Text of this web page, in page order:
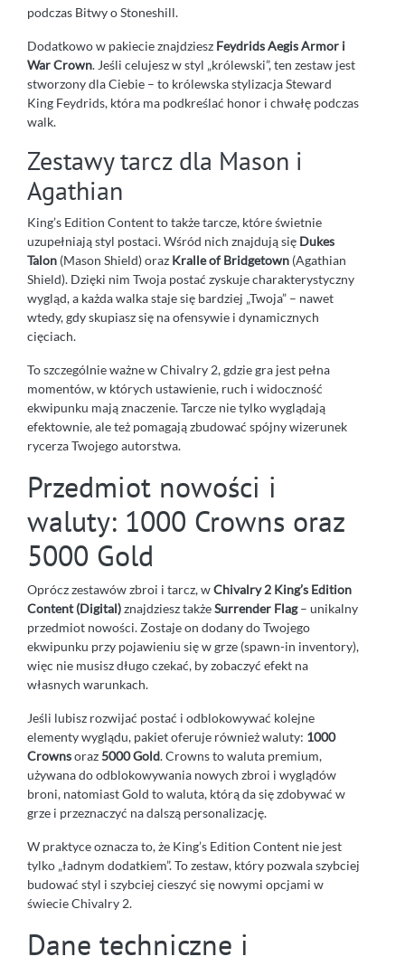
podczas Bitwy o Stoneshill.
Dodatkowo w pakiecie znajdziesz Feydrids Aegis Armor i
War Crown. Jeśli celujesz w styl „królewski”, ten zestaw jest
stworzony dla Ciebie – to królewska stylizacja Steward
King Feydrids, która ma podkreślać honor i chwałę podczas
walk.
Zestawy tarcz dla Mason i
Agathian
King’s Edition Content to także tarcze, które świetnie
uzupełniają styl postaci. Wśród nich znajdują się Dukes
Talon (Mason Shield) oraz Kralle of Bridgetown (Agathian
Shield). Dzięki nim Twoja postać zyskuje charakterystyczny
wygląd, a każda walka staje się bardziej „Twoja” – nawet
wtedy, gdy skupiasz się na ofensywie i dynamicznych
cięciach.
To szczególnie ważne w Chivalry 2, gdzie gra jest pełna
momentów, w których ustawienie, ruch i widoczność
ekwipunku mają znaczenie. Tarcze nie tylko wyglądają
efektownie, ale też pomagają zbudować spójny wizerunek
rycerza Twojego autorstwa.
Przedmiot nowości i
waluty: 1000 Crowns oraz
5000 Gold
Oprócz zestawów zbroi i tarcz, wChivalry 2 King’s Edition
Content (Digital)znajdziesz takżeSurrender Flag– unikalny
przedmiot nowości. Zostaje on dodany do Twojego
ekwipunku przy pojawieniu się w grze (spawn-in inventory),
więc nie musisz długo czekać, by zobaczyć efekt na
własnych warunkach.
Jeśli lubisz rozwijać postać i odblokowywać kolejne
elementy wyglądu, pakiet oferuje również waluty: 1000
Crownsoraz5000 Gold. Crowns to waluta premium,
używana do odblokowywania nowych zbroi i wyglądów
broni, natomiast Gold to waluta, którą da się zdobywać w
grze i przeznaczyć na dalszą personalizację.
W praktyce oznacza to, że King’s Edition Content nie jest
tylko „ładnym dodatkiem”. To zestaw, który pozwala szybciej
budować styl i szybciej cieszyć się nowymi opcjami w
świecie Chivalry 2.
Dane techniczne i